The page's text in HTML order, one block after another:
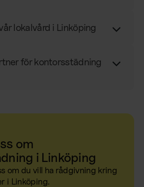
lokalvård i Linköping
för kontorsstädning
om
i Linköping
om du vill ha rådgivning kring
i Linköping.